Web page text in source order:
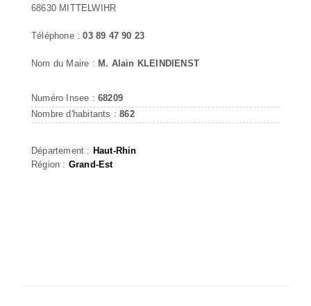
68630 MITTELWIHR
Téléphone :03 89 47 90 23
Nom du Maire : M. Alain KLEINDIENST
Numéro Insee : 68209
Nombre d'habitants :862
Département : Haut-Rhin
Région : Grand-Est